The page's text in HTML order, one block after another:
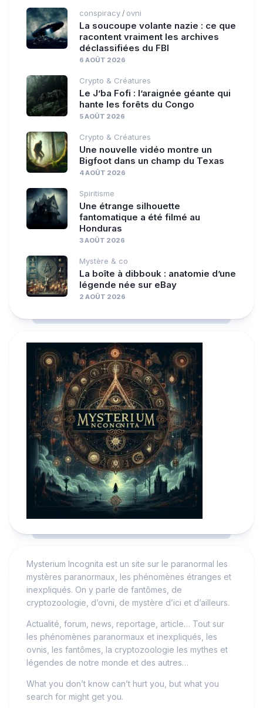
conspiracy / ovni
La soucoupe volante nazie : ce que
racontent vraiment les archives
déclassifiées du FBI
6 AOÛT 2026
Crypto & Créatures
Le J’ba Fofi : l’araignée géante qui
hante les forêts du Congo
5 AOÛT 2026
Crypto & Créatures
Une nouvelle vidéo montre un
Bigfoot dans un champ du Texas
4 AOÛT 2026
Spiritisme
Une étrange silhouette
fantomatique a été filmé au
Honduras
3 AOÛT 2026
Mystère & co
La boîte à dibbouk : anatomie d’une
légende née sur eBay
2 AOÛT 2026
Mysterium Incognita est un site sur le paranormal les
mystères paranormaux, les phénomènes étranges et
inexpliqués. On y parle de fantômes, de
cryptozoologie, d’ovni, de mystère d’ici et d’ailleurs.
Actualité, forum, news, reportage, article… Tout sur
les phénomènes paranormaux et inexpliqués, les
ovnis, les fantômes, la cryptozoologie les mythes et
légendes de notre monde et des autres…
What you don’t know can’t hurt you, but what you
search for might get you.